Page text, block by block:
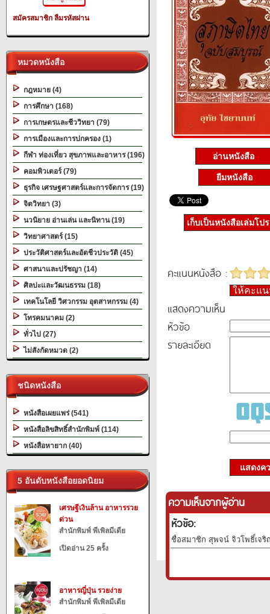
สมัครสมาชิก ลืมรหัสผ่าน
หมวดหนังสือ
กฎหมาย (4)
การศึกษา (168)
การเกษตรและชีววิทยา (79)
การเมืองและการปกครอง (1)
กีฬา ท่องเที่ยว สุขภาพและอาหาร (196)
คอมพิวเตอร์ (79)
ธุรกิจ เศรษฐศาสตร์และการจัดการ (19)
จิตวิทยา (3)
นวนิยาย อ่านเล่น และนิทาน (19)
วิทยาศาสตร์ (15)
ประวัติศาสตร์และอัตชีวประวัติ (45)
ศาสนาและปรัชญา (14)
ศิลปะและวัฒนธรรม (18)
เทคโนโลยี วิศวกรรม อุตสาหกรรม (4)
โทรคมนาคม (2)
ทั่วไป (27)
ไม่สังกัดหมวด (2)
ชนิดหนังสือ
หนังสือเผยแพร่ (541)
หนังสือลิขสิทธิ์สำนักพิมพ์ (114)
หนังสือหายาก (40)
5 อันดับหนังสือยอดนิยม
เศรษฐีเงินล้าน อาหารรวย
ด่วน
สำนักพิมพ์ พีเพิลมีเดีย
เปิดอ่าน 25 ครั้ง
อาหารญี่ปุ่น รวยง่าย
สำนักพิมพ์ พีเพิลมีเดีย
อ่านหนังสือ
ยืมหนังสือ
เก็บเป็นหนังสือเล่มโป
คะแนนหนังสือ :
ให้คะแ
แสดงความเห็น
หัวข้อ
รายละเอียด
แสดงค
ความเห็นจากผู้อ่าน
หัวข้อ:
ชื่อสมาชิก สุพจน์ จิวโพธิ์เจริ